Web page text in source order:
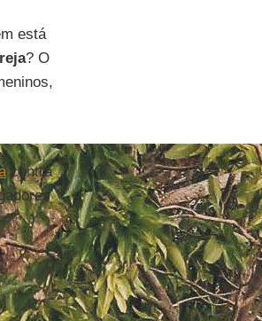
está
? O
contra